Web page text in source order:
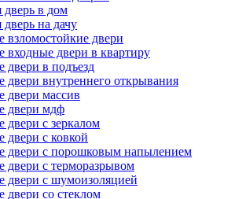
дверь в дом
дверь на дачу
взломостойкие двери
входные двери в квартиру
двери в подъезд
двери внутреннего открывания
двери массив
двери мдф
двери с зеркалом
двери с ковкой
двери с порошковым напылением
двери с терморазрывом
двери с шумоизоляцией
двери со стеклом